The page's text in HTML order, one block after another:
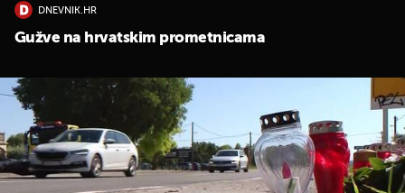
DNEVNIK.HR
Gužve na hrvatskim prometnicama